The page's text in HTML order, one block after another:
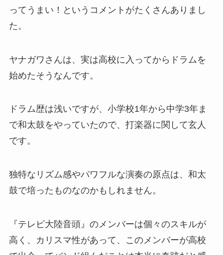
ってうまい！というコメントがたくさんありまし
た。
ヤナガワさんは、実は高校に入ってからドラムを
始めたそうなんです。
ドラム歴は浅いですが、小学校1年から中学3年ま
で和太鼓をやっていたので、打楽器に関して玄人
です。
独特なリズム感やパワフルな演奏の原点は、和太
鼓で培ったものなのかもしれません。
『テレビ大陸音頭』のメンバーは個々のスキルが
高く、カリスマ性があって、このメンバーが高校